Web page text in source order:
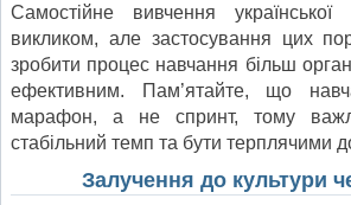
Самостійне вивчення
викликом, але застосування цих
зробити процес навчання більш
ефективним. Пам’ятайте, що
марафон, а не спринт, тому
стабільний темп та бути терплячими
Залучення до культури